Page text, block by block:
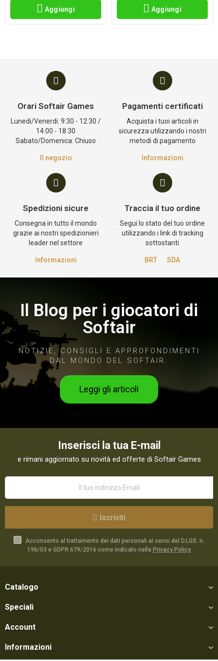
Aggiungi Aggiungi
Orari Softair Games
Lunedi/Venerdi: 9:30 - 12:30 /
14:00 - 18:30
Sabato/Domenica: Chiuso
Il negozio
Pagamenti certificati
Acquista i tuoi articoli in
sicurezza utilizzando i nostri
metodi di pagamento
Informazioni
Spedizioni sicure
Consegna in tutto il mondo
grazie ai nostri spedizionieri
leader nel settore
Informazioni
Traccia il tuo ordine
Segui lo stato del tuo ordine
utilizzando i link di tracking
sottostanti
BRT SDA
Il Blog per i giocatori di
Softair
NOTIZIE, CONSIGLI E APPROFONDIMENTI
DAL MONDO DEL SOFTAIR.
Leggi gli articoli
Inserisci la tua E-mail
e rimani aggiornato su novità ed offerte di Softair Games
Iscriviti
Acconsento al trattamento dei dati personali ai sensi del D.LGS. n.
196/03 e GDPR 679/2016 come indicato nella Privacy Policy
Catalogo
Speciali
Account
Informazioni